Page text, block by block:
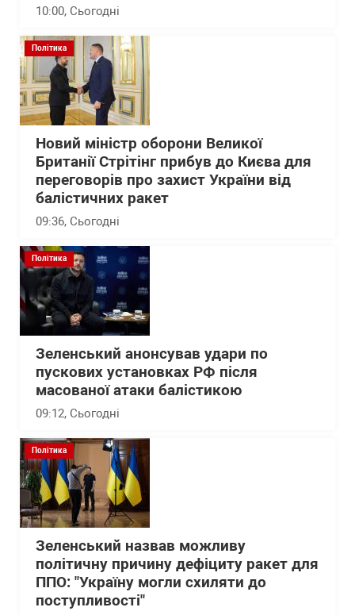
10:00, Сьогодні
Політика
Новий міністр оборони Великої
Британії Стрітінг прибув до Києва для
переговорів про захист України від
балістичних ракет
09:36, Сьогодні
Політика
Зеленський анонсував удари по
пускових установках РФ після
масованої атаки балістикою
09:12, Сьогодні
Політика
Зеленський назвав можливу
політичну причину дефіциту ракет для
ППО: "Україну могли схиляти до
поступливості"